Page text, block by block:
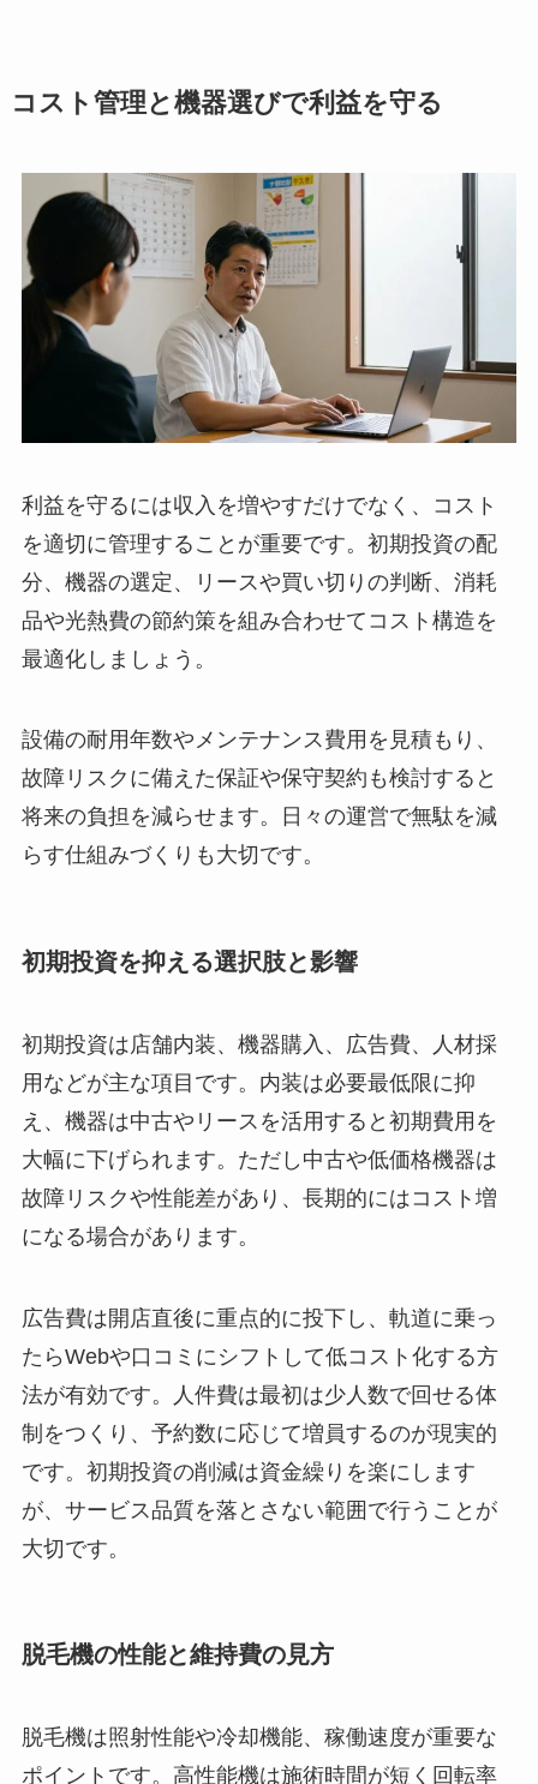
コスト管理と機器選びで利益を守る
利益を守るには収入を増やすだけでなく、コスト
を適切に管理することが重要です。初期投資の配
分、機器の選定、リースや買い切りの判断、消耗
品や光熱費の節約策を組み合わせてコスト構造を
最適化しましょう。
設備の耐用年数やメンテナンス費用を見積もり、
故障リスクに備えた保証や保守契約も検討すると
将来の負担を減らせます。日々の運営で無駄を減
らす仕組みづくりも大切です。
初期投資を抑える選択肢と影響
初期投資は店舗内装、機器購入、広告費、人材採
用などが主な項目です。内装は必要最低限に抑
え、機器は中古やリースを活用すると初期費用を
大幅に下げられます。ただし中古や低価格機器は
故障リスクや性能差があり、長期的にはコスト増
になる場合があります。
広告費は開店直後に重点的に投下し、軌道に乗っ
たらWebや口コミにシフトして低コスト化する方
法が有効です。人件費は最初は少人数で回せる体
制をつくり、予約数に応じて増員するのが現実的
です。初期投資の削減は資金繰りを楽にします
が、サービス品質を落とさない範囲で行うことが
大切です。
脱毛機の性能と維持費の見方
脱毛機は照射性能や冷却機能、稼働速度が重要な
ポイントです。高性能機は施術時間が短く回転率